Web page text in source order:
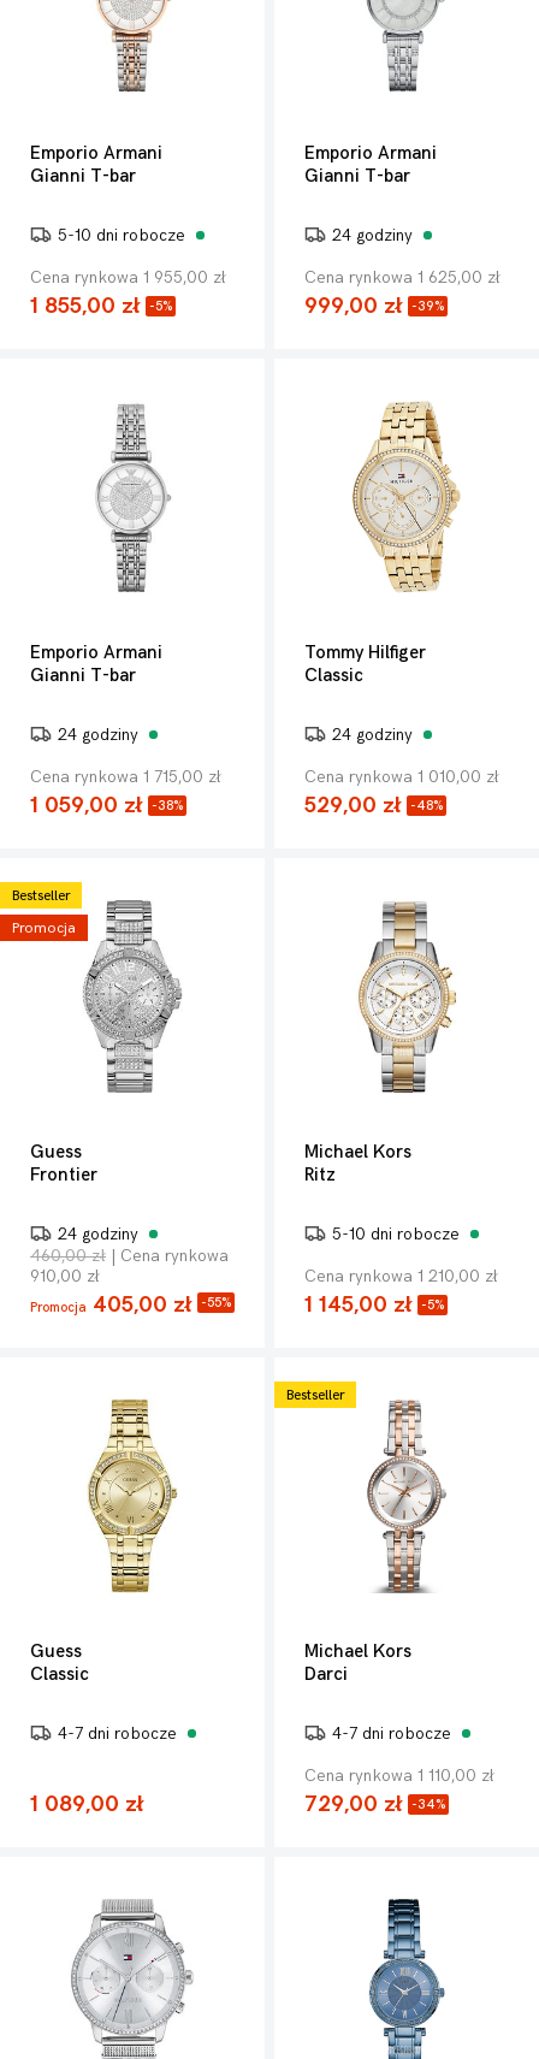
Emporio Armani
Gianni T-bar
5-10 dni robocze
Cena rynkowa 1 955,00 zł
1 855,00 zł -5%
Emporio Armani
Gianni T-bar
24 godziny
Cena rynkowa 1 625,00 zł
999,00 zł -39%
Emporio Armani
Gianni T-bar
24 godziny
Cena rynkowa 1 715,00 zł
1 059,00 zł -38%
Tommy Hilfiger
Classic
24 godziny
Cena rynkowa 1 010,00 zł
529,00 zł -48%
Bestseller
Promocja
Guess
Frontier
24 godziny
460,00 zł | Cena rynkowa
910,00 zł
Promocja 405,00 zł -55%
Michael Kors
Ritz
5-10 dni robocze
Cena rynkowa 1 210,00 zł
1 145,00 zł -5%
Guess
Classic
4-7 dni robocze
1 089,00 zł
Bestseller
Michael Kors
Darci
4-7 dni robocze
Cena rynkowa 1 110,00 zł
729,00 zł -34%